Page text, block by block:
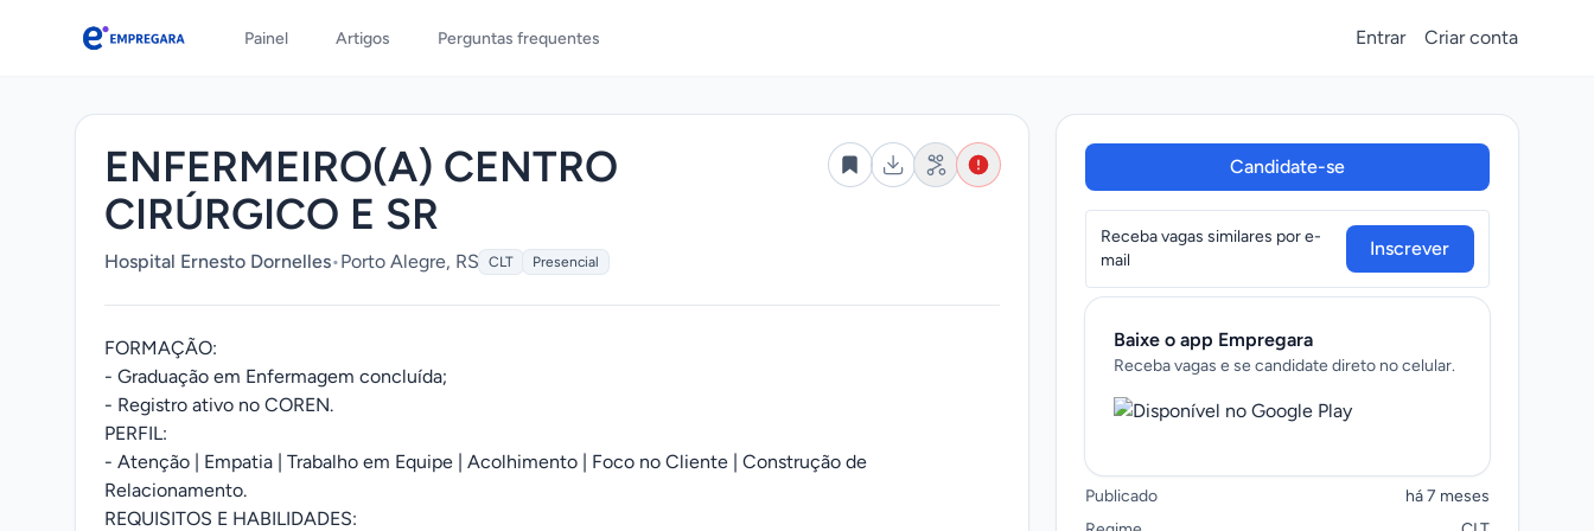
Empregara Painel Artigos Perguntas frequentes Entrar Criar conta
ENFERMEIRO(A) CENTRO
CIRÚRGICO E SR
Hospital Ernesto Dornelles•Porto Alegre, RS CLT Presencial
FORMAÇÃO:
- Graduação em Enfermagem concluída;
- Registro ativo no COREN.
PERFIL:
- Atenção | Empatia | Trabalho em Equipe | Acolhimento | Foco no Cliente | Construção de
Relacionamento.
REQUISITOS E HABILIDADES:
Candidate-se
Receba vagas similares por e-
mail
Inscrever
Baixe o app Empregara
Receba vagas e se candidate direto no celular.
Publicado
há 7 meses